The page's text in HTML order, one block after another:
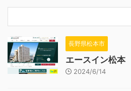
長野県松本市
エースイン松本
2024/6/14